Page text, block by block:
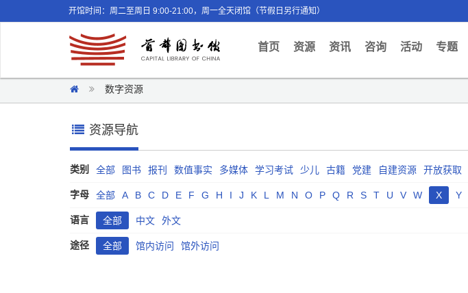
开馆时间：周二至周日 9:00-21:00，周一全天闭馆（节假日另行通知）
首页(current)
资源 资讯 咨询 活动 专题
数字资源
资源导航
类别 全部 图书 报刊 数值事实 多媒体 学习考试 少儿 古籍 党建 自建资源 开放获取
字母 全部 A B C D E F G H I J K L M N O P Q R S T U V W X Y
语言 全部 中文 外文
途径 全部 馆内访问 馆外访问